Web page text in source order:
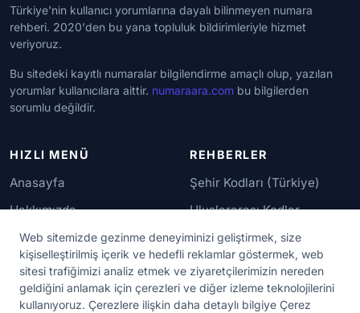
Web sitemizde gezinme deneyiminizi geliştirmek, size
kişiselleştirilmiş içerik ve hedefli reklamlar göstermek, web
sitesi trafiğimizi analiz etmek ve ziyaretçilerimizin nereden
geldiğini anlamak için çerezleri ve diğer izleme teknolojilerini
kullanıyoruz. Çerezlere ilişkin daha detaylı bilgiye Çerez
Türkiye'nin kullanıcı yorumlarına dayalı bilinmeyen numara
rehberi. 2020'den bu yana topluluk bildirimleriyle hizmet
veriyoruz.
Bu sitedeki kayıtlı numaralar bilgilendirme amaçlı olup, yazılan
yorumlar kullanıcılara aittir. numaraara.com bu bilgilerden
sorumlu değildir.
HIZLI MENÜ
Anasayfa
Hakkımızda
İletişim
REHBERLER
Şehir Kodları (Türkiye)
Uluslararası Kodlar
Güvenilir Numaralar
YASAL KORUMA
Kullanım Koşulları